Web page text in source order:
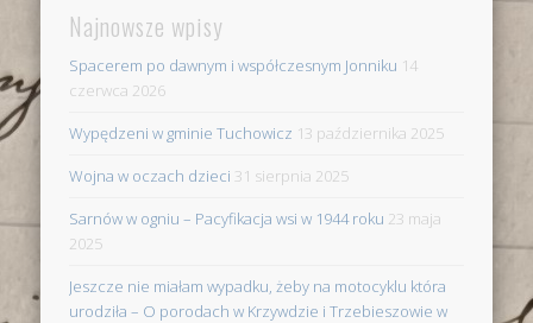
Najnowsze wpisy
Spacerem po dawnym i współczesnym Jonniku 14
czerwca 2026
Wypędzeni w gminie Tuchowicz 13 października 2025
Wojna w oczach dzieci 31 sierpnia 2025
Sarnów w ogniu – Pacyfikacja wsi w 1944 roku 23 maja
2025
Jeszcze nie miałam wypadku, żeby na motocyklu która
urodziła – O porodach w Krzywdzie i Trzebieszowie w